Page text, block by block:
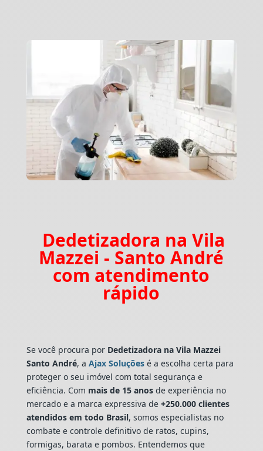
Dedetizadora na Vila
Mazzei - Santo André
com atendimento
rápido
Se você procura por Dedetizadora na Vila Mazzei
Santo André, a Ajax Soluçõesé a escolha certa para
proteger o seu imóvel com total segurança e
eficiência. Com mais de 15 anosde experiência no
mercado e a marca expressiva de+250.000 clientes
atendidos em todo Brasil, somos especialistas no
combate e controle definitivo de ratos, cupins,
formigas, barata e pombos. Entendemos que